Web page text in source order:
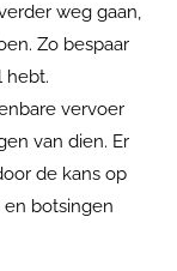
weg gaan,
Zo bespaar
hebt.
vervoer
van dien. Er
de kans op
botsingen